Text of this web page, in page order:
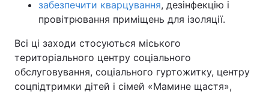
забезпечити кварцування, дезінфекцію і
провітрювання приміщень для ізоляції.
Всі ці заходи стосуються міського
територіального центру соціального
обслуговування, соціального гуртожитку, центру
соцпідтримки дітей і сімей «Мамине щастя»,